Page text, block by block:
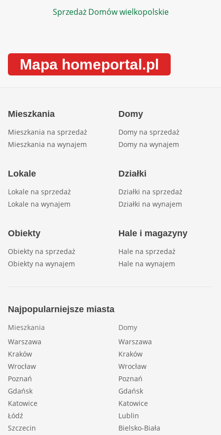
Sprzedaż Domów wielkopolskie
Mapa homeportal.pl
Mieszkania
Mieszkania na sprzedaż
Mieszkania na wynajem
Domy
Domy na sprzedaż
Domy na wynajem
Lokale
Lokale na sprzedaż
Lokale na wynajem
Działki
Działki na sprzedaż
Działki na wynajem
Obiekty
Obiekty na sprzedaż
Obiekty na wynajem
Hale i magazyny
Hale na sprzedaż
Hale na wynajem
Najpopularniejsze miasta
Mieszkania
Warszawa
Kraków
Wrocław
Poznań
Gdańsk
Katowice
Łódź
Szczecin
Domy
Warszawa
Kraków
Wrocław
Poznań
Gdańsk
Katowice
Lublin
Bielsko-Biała